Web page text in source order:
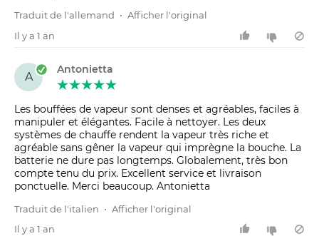
Traduit de l'allemand • Afficher l'original
Il y a 1 an
A
Antonietta
Les bouffées de vapeur sont denses et agréables, faciles à
manipuler et élégantes. Facile à nettoyer. Les deux
systèmes de chauffe rendent la vapeur très riche et
agréable sans gêner la vapeur qui imprègne la bouche. La
batterie ne dure pas longtemps. Globalement, très bon
compte tenu du prix. Excellent service et livraison
ponctuelle. Merci beaucoup. Antonietta
Traduit de l'italien • Afficher l'original
Il y a 1 an